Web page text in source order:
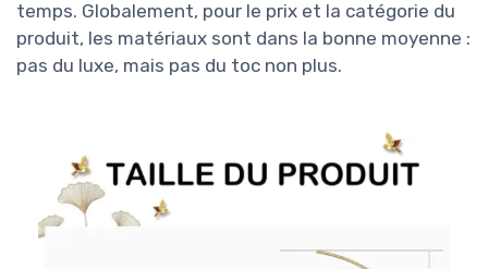
temps. Globalement, pour le prix et la catégorie du
produit, les matériaux sont dans la bonne moyenne :
pas du luxe, mais pas du toc non plus.